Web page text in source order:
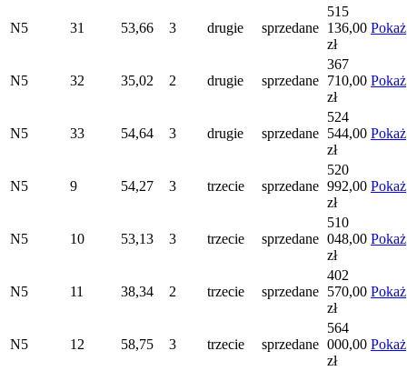
N5 31 53,66 3 drugie sprzedane
515
136,00
zł
Pokaż
N5 32 35,02 2 drugie sprzedane
367
710,00
zł
Pokaż
N5 33 54,64 3 drugie sprzedane
524
544,00
zł
Pokaż
N5 9 54,27 3 trzecie sprzedane
520
992,00
zł
Pokaż
N5 10 53,13 3 trzecie sprzedane
510
048,00
zł
Pokaż
N5 11 38,34 2 trzecie sprzedane
402
570,00
zł
Pokaż
N5 12 58,75 3 trzecie sprzedane
564
000,00
zł
Pokaż